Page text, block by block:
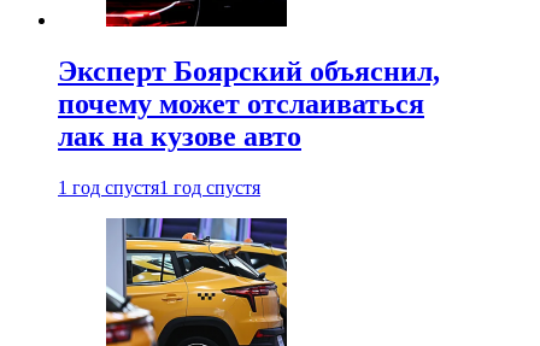
Эксперт Боярский объяснил,
почему может отслаиваться
лак на кузове авто
1 год спустя1 год спустя